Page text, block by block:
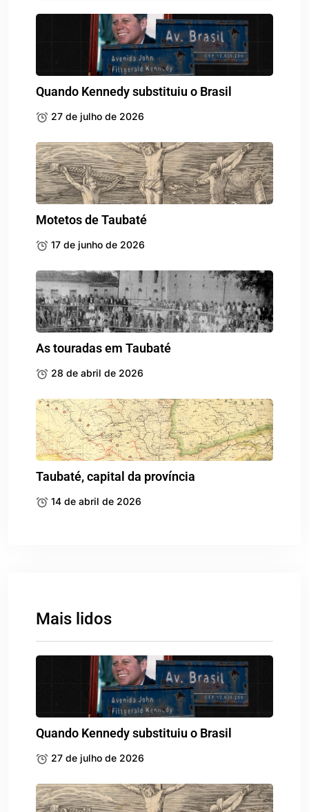
Quando Kennedy substituiu o Brasil
27 de julho de 2026
Motetos de Taubaté
17 de junho de 2026
As touradas em Taubaté
28 de abril de 2026
Taubaté, capital da província
14 de abril de 2026
Mais lidos
Quando Kennedy substituiu o Brasil
27 de julho de 2026